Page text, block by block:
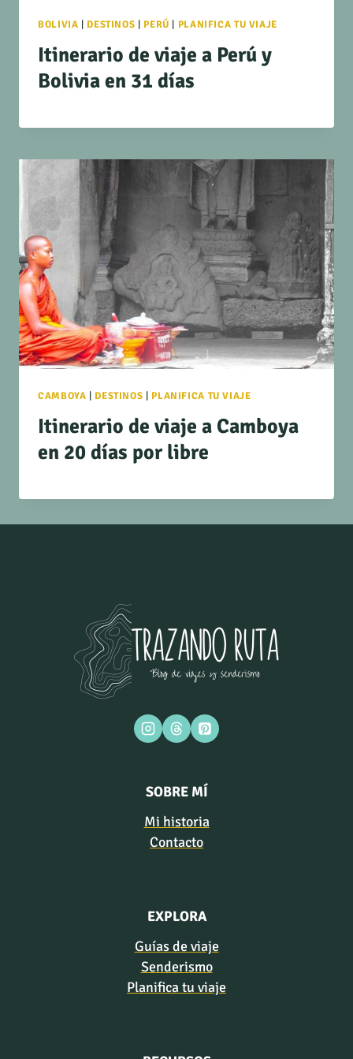
BOLIVIA | DESTINOS | PERÚ | PLANIFICA TU VIAJE
Itinerario de viaje a Perú y
Bolivia en 31 días
CAMBOYA | DESTINOS | PLANIFICA TU VIAJE
Itinerario de viaje a Camboya
en 20 días por libre
SOBRE MÍ
Mi historia
Contacto
EXPLORA
Guías de viaje
Senderismo
Planifica tu viaje